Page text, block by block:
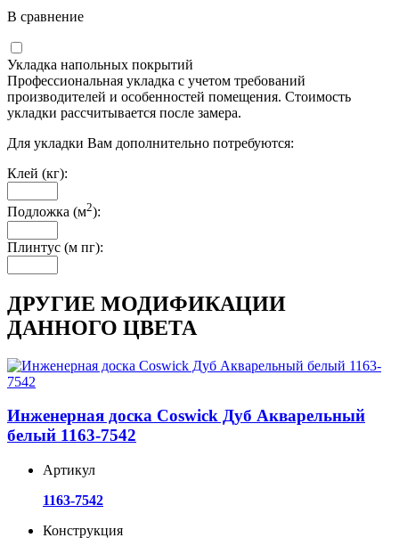
В сравнение
Укладка напольных покрытий
Профессиональная укладка с учетом требований
производителей и особенностей помещения. Стоимость
укладки рассчитывается после замера.
Для укладки Вам дополнительно потребуются:
Клей (кг):
Подложка (м2):
Плинтус (м пг):
ДРУГИЕ МОДИФИКАЦИИ
ДАННОГО ЦВЕТА
Инженерная доска Coswick Дуб Акварельный
белый 1163-7542
Артикул
1163-7542
Конструкция